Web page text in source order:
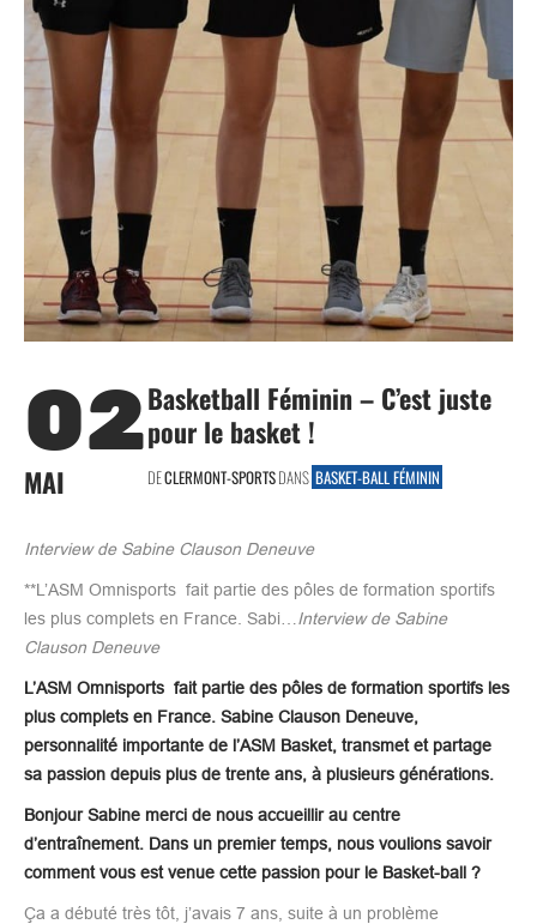
02
MAI
Basketball Féminin – C’est juste
pour le basket !
DECLERMONT-SPORTSDANS BASKET-BALL FÉMININ
Interview de Sabine Clauson Deneuve
**L’ASM Omnisports fait partie des pôles de formation sportifs
les plus complets en France. Sabi… Interview de Sabine
Clauson Deneuve
L’ASM Omnisports fait partie des pôles de formation sportifs les
plus complets en France. Sabine Clauson Deneuve,
personnalité importante de l’ASM Basket, transmet et partage
sa passion depuis plus de trente ans, à plusieurs générations.
Bonjour Sabine merci de nous accueillir au centre
d’entraînement. Dans un premier temps, nous voulions savoir
comment vous est venue cette passion pour le Basket-ball ?
Ça a débuté très tôt, j’avais 7 ans, suite à un problème